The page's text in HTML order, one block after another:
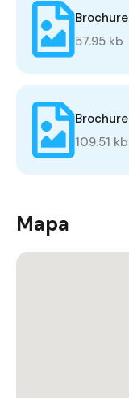
Brochure
57.95 kb
Brochure
109.51 kb
Mapa